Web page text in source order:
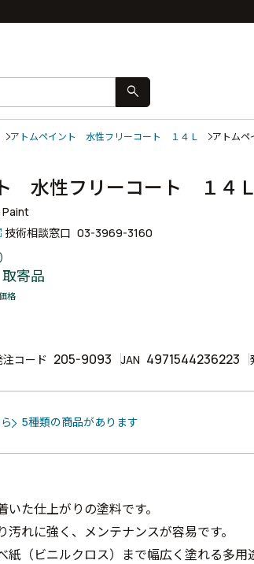
search
アトムペイント 水性フリーコート １４Ｌ アトム
水性フリーコート １４
技術相談窓口 03-3969-3160
取寄品
格
注コード 205-9093 JAN 4971544236223
5種類の商品があります
た仕上がりの塗料です。
汚れに強く、メンテナンスが容易です。
紙（ビニルクロス）まで幅広く塗れる多用